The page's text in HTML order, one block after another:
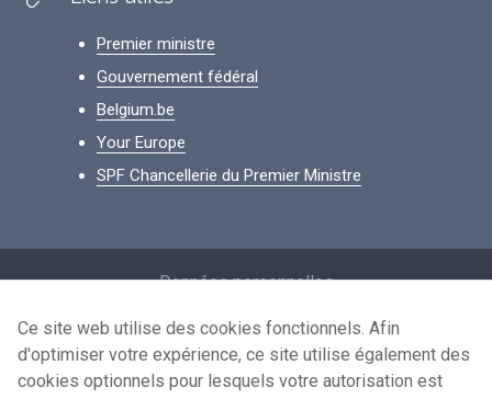
Premier ministre
Gouvernement fédéral
Belgium.be
Your Europe
SPF Chancellerie du Premier Ministre
Données personnelles
Conditions de réutilisation
Contactez-nous
Ce site web utilise des cookies fonctionnels. Afin
d'optimiser votre expérience, ce site utilise également des
cookies optionnels pour lesquels votre autorisation est